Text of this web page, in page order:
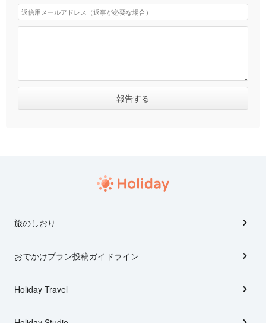
旅のしおり
おでかけプラン投稿ガイドライン
Holiday Travel